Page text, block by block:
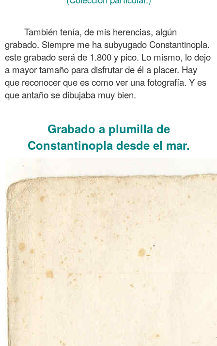
También tenía, de mis herencias, algún
grabado. Siempre me ha subyugado Constantinopla.
este grabado será de 1.800 y pico. Lo mismo, lo dejo
a mayor tamaño para disfrutar de él a placer. Hay
que reconocer que es como ver una fotografía. Y es
que antaño se dibujaba muy bien.
Grabado a plumilla de
Constantinopla desde el mar.